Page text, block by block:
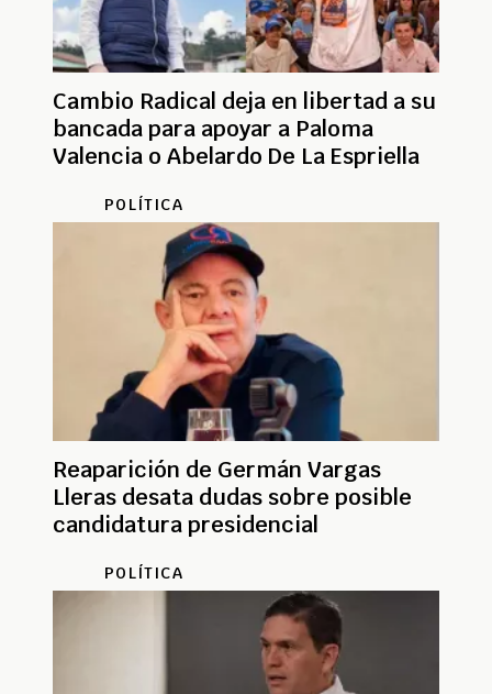
Cambio Radical deja en libertad a su
bancada para apoyar a Paloma
Valencia o Abelardo De La Espriella
POLÍTICA
Reaparición de Germán Vargas
Lleras desata dudas sobre posible
candidatura presidencial
POLÍTICA